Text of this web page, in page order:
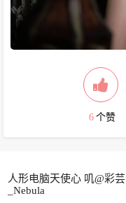
6 个赞
人形电脑天使心 叽@彩芸
_Nebula